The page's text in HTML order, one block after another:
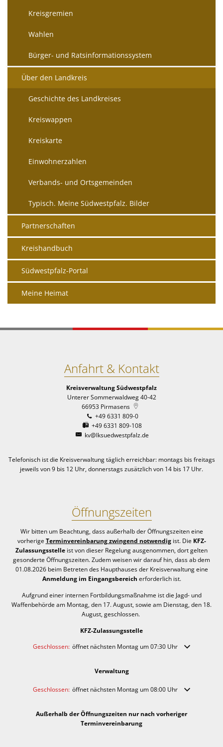
Kreisgremien
Wahlen
Bürger- und Ratsinformationssystem
Über den Landkreis
Geschichte des Landkreises
Kreiswappen
Kreiskarte
Einwohnerzahlen
Verbands- und Ortsgemeinden
Typisch. Meine Südwestpfalz. Bilder
Partnerschaften
Kreishandbuch
Südwestpfalz-Portal
Meine Heimat
Anfahrt & Kontakt
Kreisverwaltung Südwestpfalz
Unterer Sommerwaldweg 40-42
66953 Pirmasens
+49 6331 809-0
+49 6331 809-108
kv@lksuedwestpfalz.de
Telefonisch ist die Kreisverwaltung täglich erreichbar: montags bis freitags
jeweils von 9 bis 12 Uhr, donnerstags zusätzlich von 14 bis 17 Uhr.
Öffnungszeiten
Wir bitten um Beachtung, dass außerhalb der Öffnungszeiten eine
vorherige Terminvereinbarung zwingend notwendigist. Die KFZ-
Zulassungsstelle ist von dieser Regelung ausgenommen, dort gelten
gesonderte Öffnungszeiten. Zudem weisen wir darauf hin, dass ab dem
01.08.2026 beim Betreten des Haupthauses der Kreisverwaltung eine
Anmeldung im Eingangsbereich erforderlich ist.
Aufgrund einer internen Fortbildungsmaßnahme ist die Jagd- und
Waffenbehörde am Montag, den 17. August, sowie am Dienstag, den 18.
August, geschlossen.
KFZ-Zulassungsstelle
Klicken, um weitere Öffnungs- oder Schließzeiten auszublenden
Geschlossen: öffnet nächsten Montag um 07:30 Uhr
Verwaltung
Klicken, um weitere Öffnungs- oder Schließzeiten auszublenden
Geschlossen: öffnet nächsten Montag um 08:00 Uhr
Außerhalb der Öffnungszeiten nur nach vorheriger
Terminvereinbarung